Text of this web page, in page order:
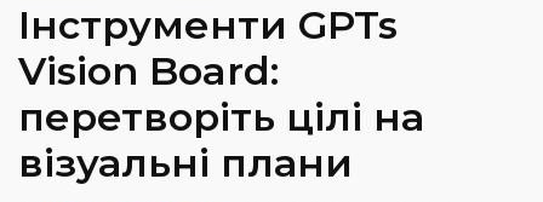
Інструменти GPTs
Vision Board:
перетворіть цілі на
візуальні плани